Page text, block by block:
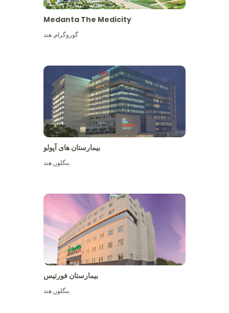
Medanta The Medicity
گوروگرام,هند
بیمارستان های آپولو
بنگلور,هند
بیمارستان فورتیس
بنگلور,هند